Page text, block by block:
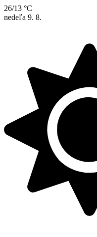
26/13 °C
nedeľa 9. 8.